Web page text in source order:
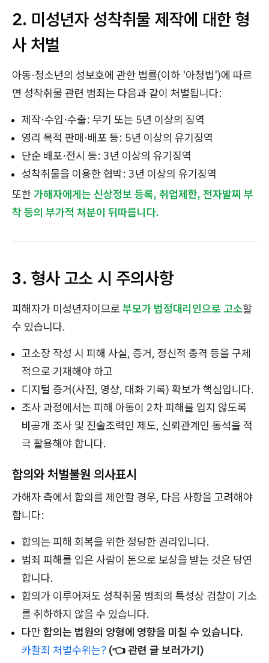
2. 미성년자 성착취물 제작에 대한 형
사 처벌
아동·청소년의 성보호에 관한 법률(이하 '아청법')에 따르
면 성착취물 관련 범죄는 다음과 같이 처벌됩니다:
제작·수입·수출: 무기 또는 5년 이상의 징역
영리 목적 판매·배포 등: 5년 이상의 유기징역
단순 배포·전시 등: 3년 이상의 유기징역
성착취물을 이용한 협박: 3년 이상의 유기징역
또한가해자에게는 신상정보 등록, 취업제한, 전자발찌 부
착 등의 부가적 처분이 뒤따릅니다.
3. 형사 고소 시 주의사항
피해자가 미성년자이므로 부모가 법정대리인으로 고소할
수 있습니다.
고소장 작성 시 피해 사실, 증거, 정신적 충격 등을 구체
적으로 기재해야 하고
디지털 증거(사진, 영상, 대화 기록) 확보가 핵심입니다.
조사 과정에서는 피해 아동이 2차 피해를 입지 않도록
비공개 조사 및 진술조력인 제도, 신뢰관계인 동석을 적
극 활용해야 합니다.
합의와 처벌불원 의사표시
가해자 측에서 합의를 제안할 경우, 다음 사항을 고려해야
합니다:
합의는 피해 회복을 위한 정당한 권리입니다.
범죄 피해를 입은 사람이 돈으로 보상을 받는 것은 당연
합니다.
합의가 이루어져도 성착취물 범죄의 특성상 검찰이 기소
를 취하하지 않을 수 있습니다.
다만 합의는 법원의 양형에 영향을 미칠 수 있습니다.
카촬죄 처벌수위는? (👈 관련 글 보러가기)